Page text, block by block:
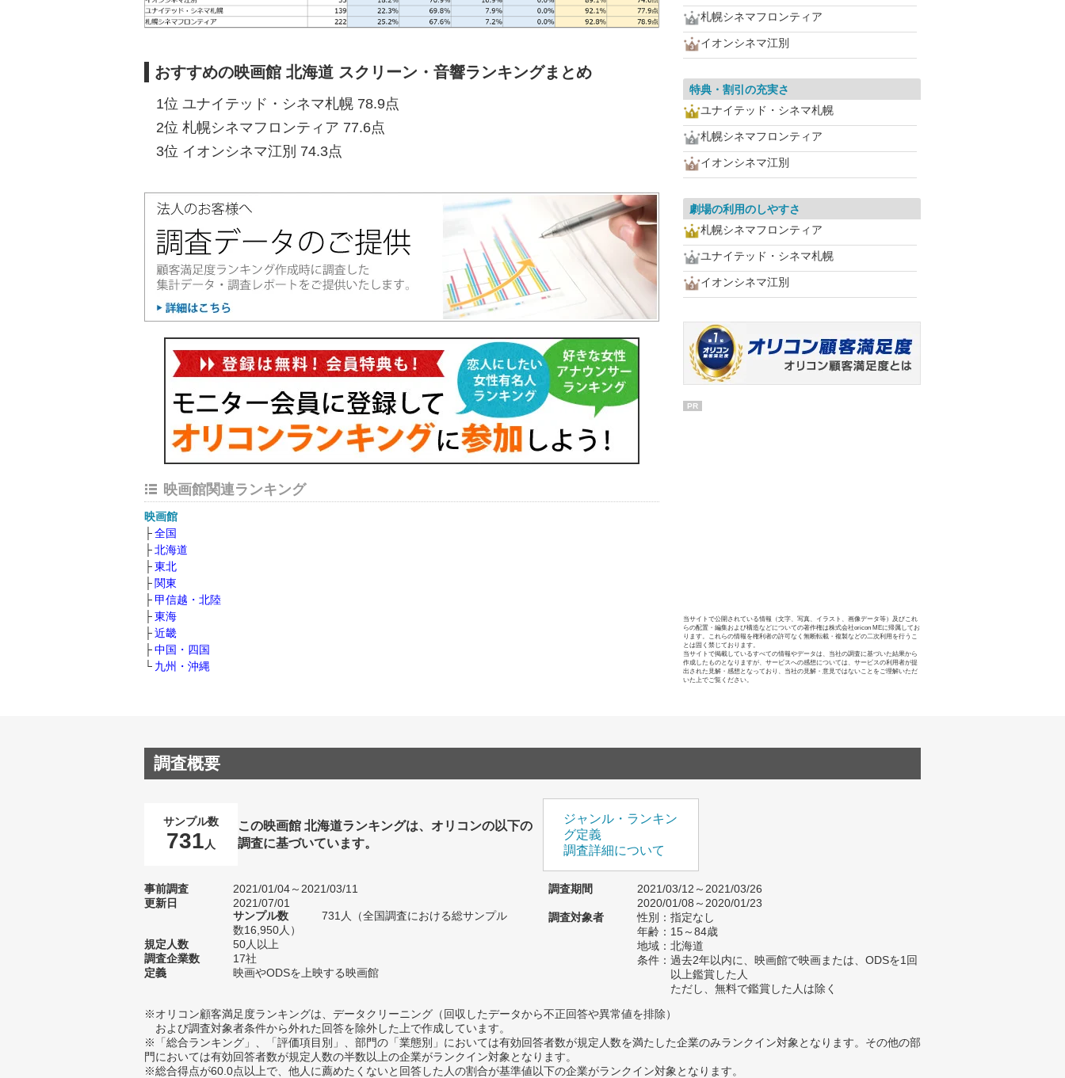
おすすめの映画館 北海道 スクリーン・音響ランキングまとめ
1位 ユナイテッド・シネマ札幌 78.9点
2位 札幌シネマフロンティア 77.6点
3位 イオンシネマ江別 74.3点
映画館関連ランキング
映画館
全国
北海道
東北
関東
甲信越・北陸
東海
近畿
中国・四国
九州・沖縄
札幌シネマフロンティア
イオンシネマ江別
特典・割引の充実さ
ユナイテッド・シネマ札幌
札幌シネマフロンティア
イオンシネマ江別
劇場の利用のしやすさ
札幌シネマフロンティア
ユナイテッド・シネマ札幌
イオンシネマ江別
PR
当サイトで公開されている情報（文字、写真、イラスト、画像データ等）及びこれ
らの配置・編集および構造などについての著作権は株式会社oricon MEに帰属してお
ります。これらの情報を権利者の許可なく無断転載・複製などの二次利用を行うこ
とは固く禁じております。
当サイトで掲載しているすべての情報やデータは、当社の調査に基づいた結果から
作成したものとなりますが、サービスへの感想については、サービスの利用者が提
出された見解・感想となっており、当社の見解・意見ではないことをご理解いただ
いた上でご覧ください。
調査概要
サンプル数
731 人
この映画館 北海道ランキングは、オリコンの以下の
調査に基づいています。
ジャンル・ランキン
グ定義
調査詳細について
事前調査
2021/01/04～2021/03/11
更新日
2021/07/01
サンプル数
731人（全国調査における総サンプル
数16,950人）
規定人数
50人以上
調査企業数
17社
定義
映画やODSを上映する映画館
調査期間
2021/03/12～2021/03/26
2020/01/08～2020/01/23
調査対象者
性別：指定なし
年齢：15～84歳
地域：北海道
条件：過去2年以内に、映画館で映画または、ODSを1回
以上鑑賞した人
ただし、無料で鑑賞した人は除く
※オリコン顧客満足度ランキングは、データクリーニング（回収したデータから不正回答や異常値を排除）
および調査対象者条件から外れた回答を除外した上で作成しています。
※「総合ランキング」、「評価項目別」、部門の「業態別」においては有効回答者数が規定人数を満たした企業のみランクイン対象となります。その他の部
門においては有効回答者数が規定人数の半数以上の企業がランクイン対象となります。
※総合得点が60.0点以上で、他人に薦めたくないと回答した人の割合が基準値以下の企業がランクイン対象となります。